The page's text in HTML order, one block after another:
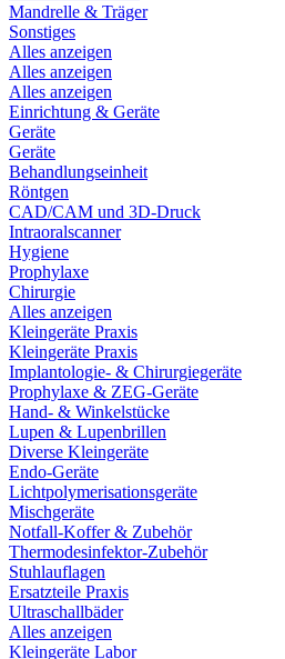
Mandrelle & Träger
Sonstiges
Alles anzeigen
Alles anzeigen
Alles anzeigen
Einrichtung & Geräte
Geräte
Geräte
Behandlungseinheit
Röntgen
CAD/CAM und 3D-Druck
Intraoralscanner
Hygiene
Prophylaxe
Chirurgie
Alles anzeigen
Kleingeräte Praxis
Kleingeräte Praxis
Implantologie- & Chirurgiegeräte
Prophylaxe & ZEG-Geräte
Hand- & Winkelstücke
Lupen & Lupenbrillen
Diverse Kleingeräte
Endo-Geräte
Lichtpolymerisationsgeräte
Mischgeräte
Notfall-Koffer & Zubehör
Thermodesinfektor-Zubehör
Stuhlauflagen
Ersatzteile Praxis
Ultraschallbäder
Alles anzeigen
Kleingeräte Labor